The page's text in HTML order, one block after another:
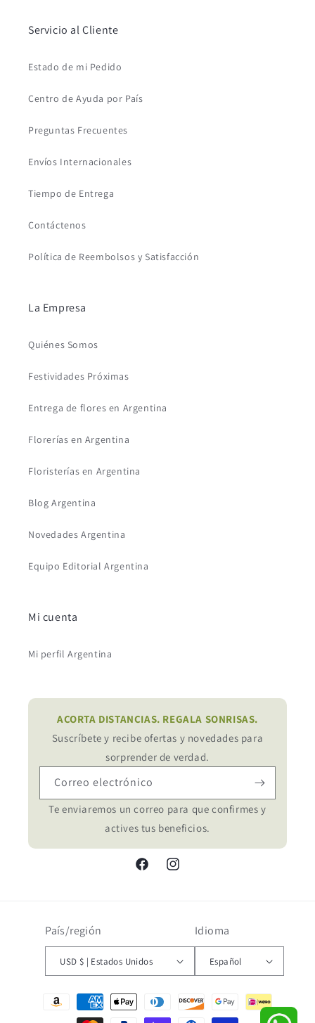
Servicio al Cliente
Estado de mi Pedido
Centro de Ayuda por País
Preguntas Frecuentes
Envíos Internacionales
Tiempo de Entrega
Contáctenos
Política de Reembolsos y Satisfacción
La Empresa
Quiénes Somos
Festividades Próximas
Entrega de flores en Argentina
Florerías en Argentina
Floristerías en Argentina
Blog Argentina
Novedades Argentina
Equipo Editorial Argentina
Mi cuenta
Mi perfil Argentina
ACORTA DISTANCIAS. REGALA SONRISAS.
Suscríbete y recibe ofertas y novedades para
sorprender de verdad.
Correo electrónico
Te enviaremos un correo para que confirmes y
actives tus beneficios.
FacebookInstagram
País/región
USD $ | Estados Unidos
Idioma
Español
Formas